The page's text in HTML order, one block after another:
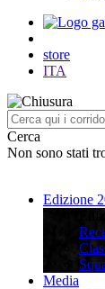
store
ITA
Cerca
Non sono stati
Edizione
Media